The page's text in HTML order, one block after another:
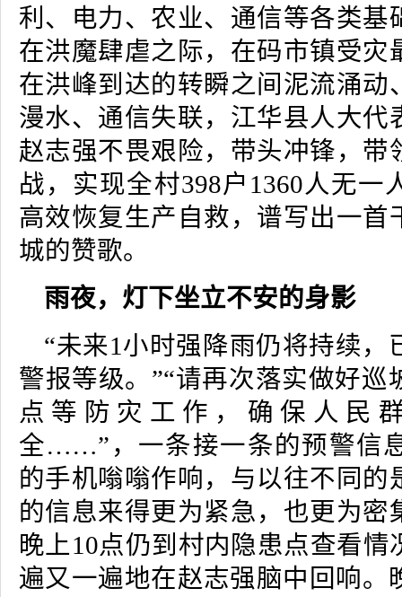
利、电力、农业、通信等各类基
在洪魔肆虐之际，在码市镇受灾
在洪峰到达的转瞬之间泥流涌动
漫水、通信失联，江华县人大代
赵志强不畏艰险，带头冲锋，带
战，实现全村398户1360人无一
高效恢复生产自救，谱写出一首
城的赞歌。
雨夜，灯下坐立不安的身影
“未来1小时强降雨仍将持续，
警报等级。”“请再次落实做好巡
点等防灾工作，确保人民
全……”，一条接一条的预警信
的手机嗡嗡作响，与以往不同的
的信息来得更为紧急，也更为密
晚上10点仍到村内隐患点查看情
遍又一遍地在赵志强脑中回响。